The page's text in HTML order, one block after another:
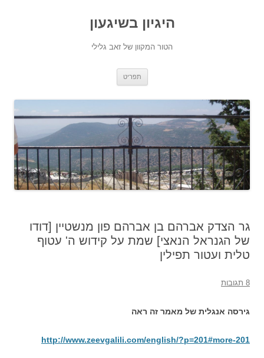
היגיון בשיגעון
הטור המקוון של זאב גלילי
תפריט
גר הצדק אברהם בן אברהם פון מנשטיין [דודו
של הגנראל הנאצי] שמת על קידוש ה' עטוף
טלית ועטור תפילין
8 תגובות
גירסה אנגלית של מאמר זה ראה
http://www.zeevgalili.com/english/?p=201#more-201